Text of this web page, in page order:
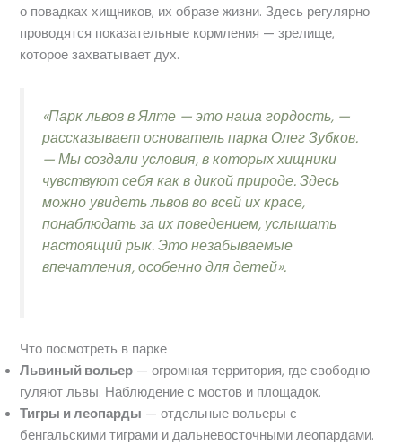
о повадках хищников, их образе жизни. Здесь регулярно
проводятся показательные кормления — зрелище,
которое захватывает дух.
«Парк львов в Ялте — это наша гордость, —
рассказывает основатель парка Олег Зубков.
— Мы создали условия, в которых хищники
чувствуют себя как в дикой природе. Здесь
можно увидеть львов во всей их красе,
понаблюдать за их поведением, услышать
настоящий рык. Это незабываемые
впечатления, особенно для детей».
Что посмотреть в парке
Львиный вольер — огромная территория, где свободно
гуляют львы. Наблюдение с мостов и площадок.
Тигры и леопарды — отдельные вольеры с
бенгальскими тиграми и дальневосточными леопардами.